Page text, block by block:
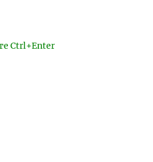
Ctrl+Enter